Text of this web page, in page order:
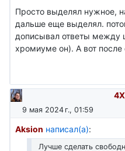
Просто выделял нужное,
дальше еще выделял.
дописывал ответы между
хромиуме он). А вот после
9 мая 2024 г., 01:59
Aksion написал(а):
Лучше сделать